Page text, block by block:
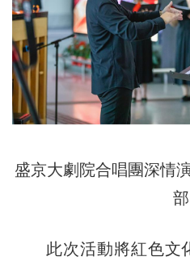
盛京大劇院合唱團深情
部
此次活動將紅色文